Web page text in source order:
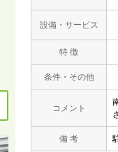
設備・サービス
特 徴
条件・その他
コメント
備 考